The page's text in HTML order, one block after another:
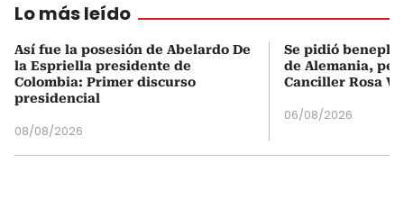
Lo más leído
Así fue la posesión de Abelardo De
la Espriella presidente de
Colombia: Primer discurso
presidencial
08/08/2026
Se pidió
de Alemania,
Canciller Rosa
06/08/2026